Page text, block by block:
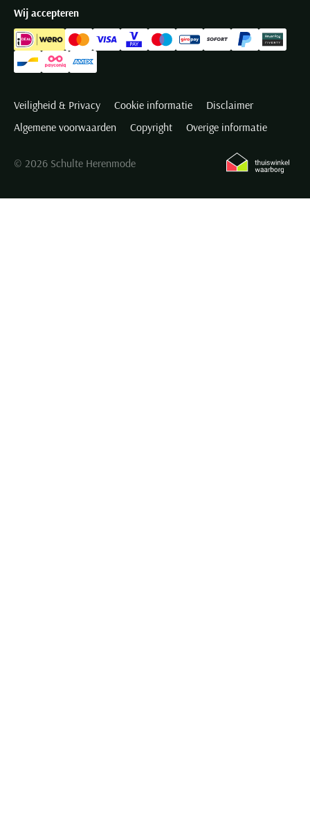
Wij accepteren
Veiligheid & Privacy Cookie informatie
Disclaimer
Algemene voorwaarden
Copyright Overige informatie
© 2026 Schulte Herenmode